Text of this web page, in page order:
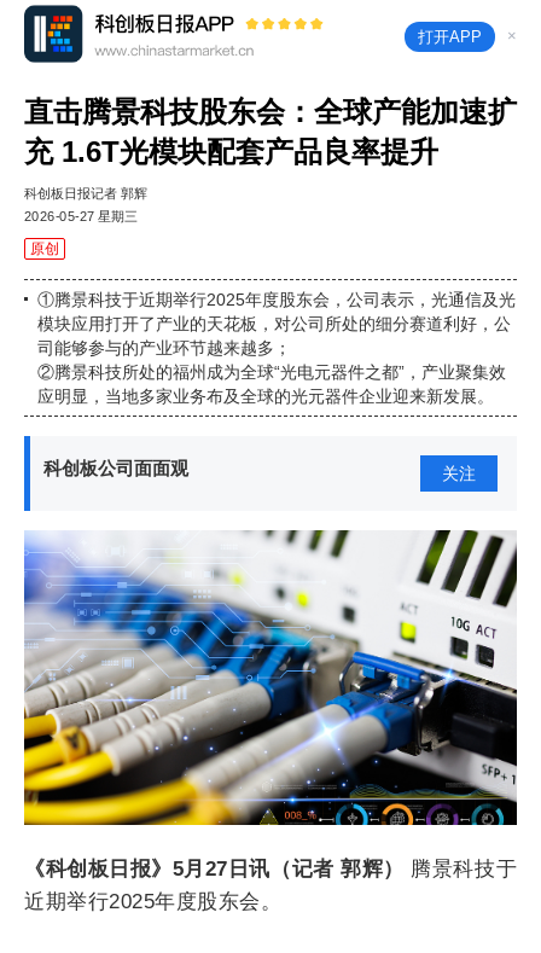
打开APP ×
直击腾景科技股东会：全球产能加速扩
充 1.6T光模块配套产品良率提升
科创板日报记者 郭辉
2026-05-27 星期三
原创
①腾景科技于近期举行2025年度股东会，公司表示，光通信及光
模块应用打开了产业的天花板，对公司所处的细分赛道利好，公
司能够参与的产业环节越来越多；
②腾景科技所处的福州成为全球“光电元器件之都”，产业聚集效
应明显，当地多家业务布及全球的光元器件企业迎来新发展。
科创板公司面面观 关注
《科创板日报》5月27日讯（记者 郭辉）
腾景科技于
近期举行2025年度股东会。